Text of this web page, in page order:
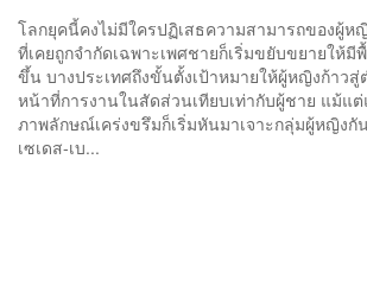
โลกยุคนี้คงไม่มีใครปฏิเสธความสามารถของผู้ห
ที่เคยถูกจำกัดเฉพาะเพศชายก็เริ่มขยับขยายให้
ขึ้น บางประเทศถึงขั้นตั้งเป้าหมายให้ผู้หญิงก้าว
หน้าที่การงานในสัดส่วนเทียบเท่ากับผู้ชาย แม้แ
ภาพลักษณ์เคร่งขรึมก็เริ่มหันมาเจาะกลุ่มผู้หญิง
เซเดส-เบ...